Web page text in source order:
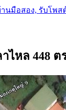
นมือสอง, รับโพส
ล 448 ตร